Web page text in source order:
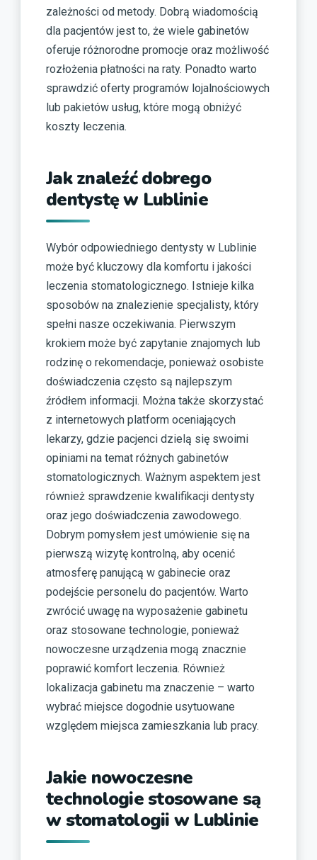
zależności od metody. Dobrą wiadomością
dla pacjentów jest to, że wiele gabinetów
oferuje różnorodne promocje oraz możliwość
rozłożenia płatności na raty. Ponadto warto
sprawdzić oferty programów lojalnościowych
lub pakietów usług, które mogą obniżyć
koszty leczenia.
Jak znaleźć dobrego
dentystę w Lublinie
Wybór odpowiedniego dentysty w Lublinie
może być kluczowy dla komfortu i jakości
leczenia stomatologicznego. Istnieje kilka
sposobów na znalezienie specjalisty, który
spełni nasze oczekiwania. Pierwszym
krokiem może być zapytanie znajomych lub
rodzinę o rekomendacje, ponieważ osobiste
doświadczenia często są najlepszym
źródłem informacji. Można także skorzystać
z internetowych platform oceniających
lekarzy, gdzie pacjenci dzielą się swoimi
opiniami na temat różnych gabinetów
stomatologicznych. Ważnym aspektem jest
również sprawdzenie kwalifikacji dentysty
oraz jego doświadczenia zawodowego.
Dobrym pomysłem jest umówienie się na
pierwszą wizytę kontrolną, aby ocenić
atmosferę panującą w gabinecie oraz
podejście personelu do pacjentów. Warto
zwrócić uwagę na wyposażenie gabinetu
oraz stosowane technologie, ponieważ
nowoczesne urządzenia mogą znacznie
poprawić komfort leczenia. Również
lokalizacja gabinetu ma znaczenie – warto
wybrać miejsce dogodnie usytuowane
względem miejsca zamieszkania lub pracy.
Jakie nowoczesne
technologie stosowane są
w stomatologii w Lublinie